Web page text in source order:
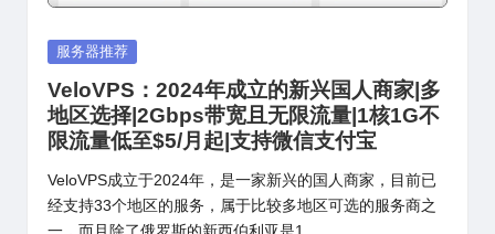
Posted
服务器推荐
VeloVPS：2024年成立的新兴国人商家|多
地区选择|2Gbps带宽且无限流量|1核1G不
限流量低至$5/月起|支持微信支付宝
VeloVPS成立于2024年，是一家新兴的国人商家，目前已
经支持33个地区的服务，属于比较多地区可选的服务商之